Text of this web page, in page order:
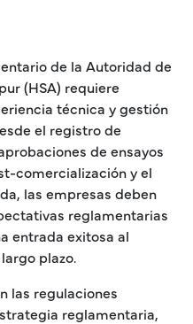
de la Autoridad de
(HSA) requiere
técnica y gestión
el registro de
de ensayos
comercialización y el
las empresas deben
reglamentarias
entrada exitosa al
plazo.
las regulaciones
reglamentaria,